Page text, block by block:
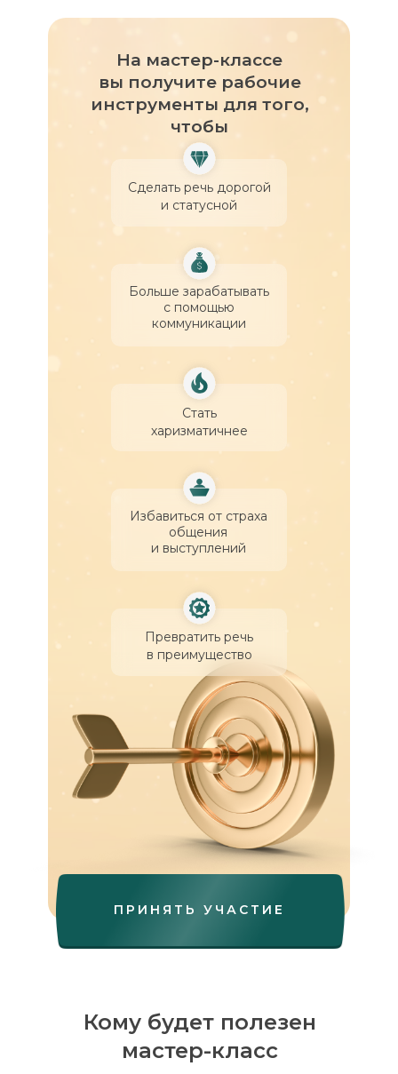
На мастер-классе
вы получите рабочие
инструменты для того,
чтобы
Стать
харизматичнее
Избавиться от страха
общения
и выступлений
Превратить речь
в преимущество
Больше зарабатывать
с помощью
коммуникации
Сделать речь дорогой
и статусной
ПРИНЯТЬ УЧАСТИЕ
Кому будет полезен
мастер-класс